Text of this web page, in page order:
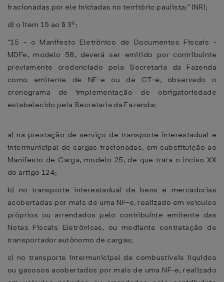
fracionadas por ele iniciadas no território paulista;" (NR);
d) o item 15 ao § 3º:
"15 - o Manifesto Eletrônico de Documentos Fiscais -
MDFe, modelo 58, deverá ser emitido por contribuinte
previamente credenciado pela Secretaria da Fazenda
como emitente de NF-e ou de CT-e, observado o
cronograma de implementação de obrigatoriedade
estabelecido pela Secretaria da Fazenda:
a) na prestação de serviço de transporte interestadual e
intermunicipal de cargas fracionadas, em substituição ao
Manifesto de Carga, modelo 25, de que trata o inciso XX
do artigo 124;
b) no transporte interestadual de bens e mercadorias
acobertadas por mais de uma NF-e, realizado em veículos
próprios ou arrendados pelo contribuinte emitente das
Notas Fiscais Eletrônicas, ou mediante contratação de
transportador autônomo de cargas;
c) no transporte intermunicipal de combustíveis líquidos
ou gasosos acobertados por mais de uma NF-e, realizado